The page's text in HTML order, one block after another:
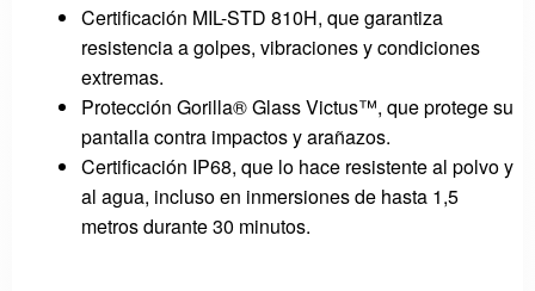
Certificación MIL-STD 810H, que garantiza
resistencia a golpes, vibraciones y condiciones
extremas.
Protección Gorilla® Glass Victus™, que protege su
pantalla contra impactos y arañazos.
Certificación IP68, que lo hace resistente al polvo y
al agua, incluso en inmersiones de hasta 1,5
metros durante 30 minutos.